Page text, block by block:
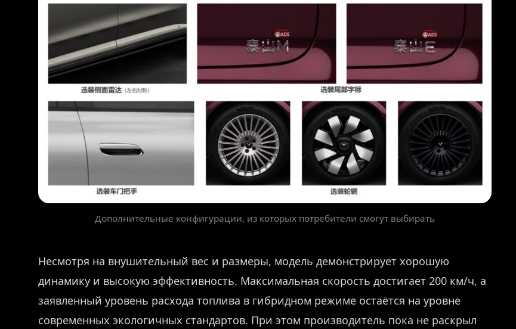
Дополнительные конфигурации, из которых потребители смогут выбирать
Несмотря на внушительный вес и размеры, модель демонстрирует хорошую
динамику и высокую эффективность. Максимальная скорость достигает 200 км/ч, а
заявленный уровень расхода топлива в гибридном режиме остаётся на уровне
современных экологичных стандартов. При этом производитель пока не раскрыл